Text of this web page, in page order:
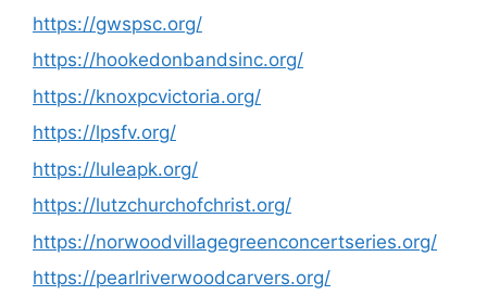
https://gwspsc.org/
https://hookedonbandsinc.org/
https://knoxpcvictoria.org/
https://lpsfv.org/
https://luleapk.org/
https://lutzchurchofchrist.org/
https://norwoodvillagegreenconcertseries.org/
https://pearlriverwoodcarvers.org/